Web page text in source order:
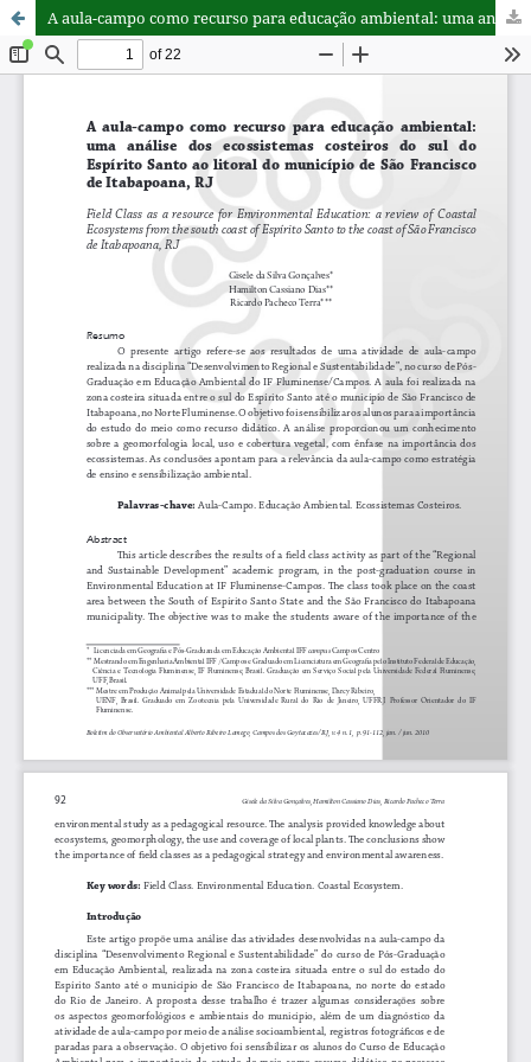
A aula-campo como recurso para educação ambiental: uma análise dos ecossistemas costeiros do sul do Espírito Santo ao litoral do município de São Francisco de Itabapoana, RJ